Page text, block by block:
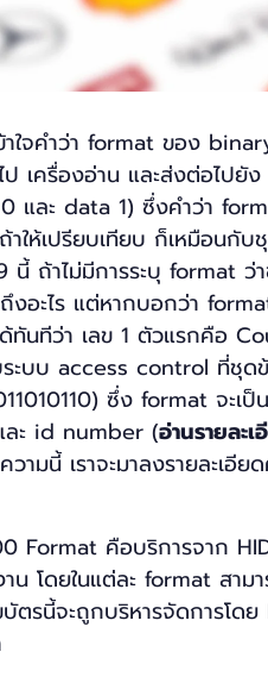
าใจคำว่า format ของ
เครื่องอ่าน และส่งต่อไปยั
ละ data 1) ซึ่งคำว่า
ให้เปรียบเทียบ ก็เหมือนกั
นี้ ถ้าไม่มีการระบุ format ว่
อะไร แต่หากบอกว่า
ทันทีว่า เลข 1 ตัวแรกคือ
ะบบ access control ที่ชุ
ซึ่ง format จ
ะ id number (อ่านรายละ
วามนี้ เราจะมาลงรายละเอี
Format คือบริการจาก
น โดยในแต่ละ format สา
ตรนี้จะถูกบริหารจัดการโด